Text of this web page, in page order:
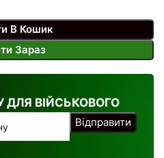
В Кошик
Зараз
ДЛЯ ВІЙСЬКОВОГО